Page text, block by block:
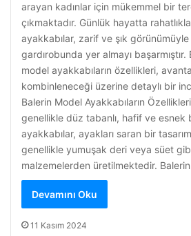
arayan kadınlar için mükemmel bir
çıkmaktadır. Günlük hayatta
ayakkabılar, zarif ve şık görünümüyle
gardırobunda yer almayı
model ayakkabıların özellikleri,
kombinleneceği üzerine detaylı bir
Balerin Model Ayakkabıların
genellikle düz tabanlı, hafif ve esnek
ayakkabılar, ayakları saran bir
genellikle yumuşak deri veya süet
malzemelerden üretilmektedir.
Devamını Oku
11 Kasım 2024